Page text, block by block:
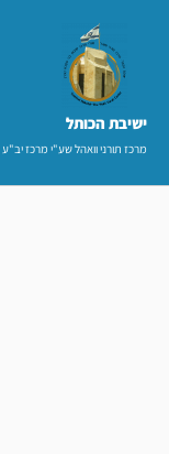
ישיבת הכותל​
מרכז תורני וואהל שע"י מרכז יב"ע